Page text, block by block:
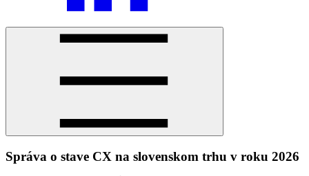
Správa o stave CX na slovenskom trhu v roku 2026